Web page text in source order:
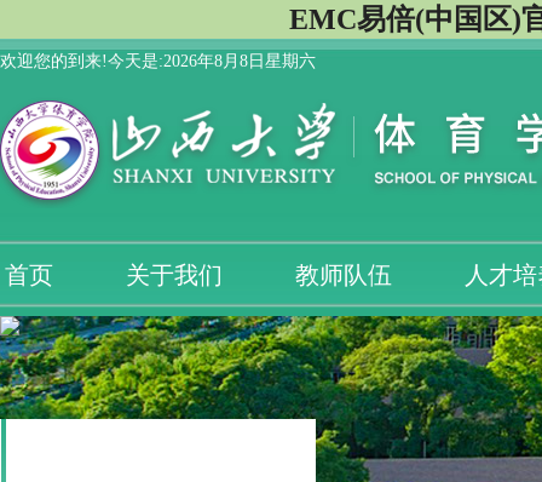
EMC易倍(中国区)
欢迎您的到来!今天是:2026年8月8日星期六
首页 关于我们 教师队伍 人才